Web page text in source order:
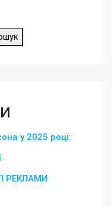
у 2025 році:
РЕКЛАМИ